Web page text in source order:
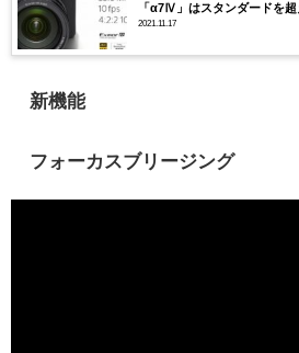
「α7Ⅳ」はスタンダードを
2021.11.17
新機能
フォーカスブリージング